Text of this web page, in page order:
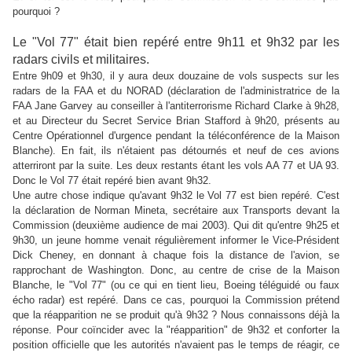
pourquoi ?
Le "Vol 77" était bien repéré entre 9h11 et 9h32 par les
radars civils et militaires.
Entre 9h09 et 9h30, il y aura deux douzaine de vols suspects sur les
radars de la FAA et du NORAD (déclaration de l'administratrice de la
FAA Jane Garvey au conseiller à l'antiterrorisme Richard Clarke à 9h28,
et au Directeur du Secret Service Brian Stafford à 9h20, présents au
Centre Opérationnel d'urgence pendant la téléconférence de la Maison
Blanche). En fait, ils n'étaient pas détournés et neuf de ces avions
atterriront par la suite. Les deux restants étant les vols AA 77 et UA 93.
Donc le Vol 77 était repéré bien avant 9h32.
Une autre chose indique qu'avant 9h32 le Vol 77 est bien repéré. C'est
la déclaration de Norman Mineta, secrétaire aux Transports devant la
Commission (deuxième audience de mai 2003). Qui dit qu'entre 9h25 et
9h30, un jeune homme venait régulièrement informer le Vice-Président
Dick Cheney, en donnant à chaque fois la distance de l'avion, se
rapprochant de Washington. Donc, au centre de crise de la Maison
Blanche, le "Vol 77" (ou ce qui en tient lieu, Boeing téléguidé ou faux
écho radar) est repéré. Dans ce cas, pourquoi la Commission prétend
que la réapparition ne se produit qu'à 9h32 ? Nous connaissons déjà la
réponse. Pour coïncider avec la "réapparition" de 9h32 et conforter la
position officielle que les autorités n'avaient pas le temps de réagir, ce